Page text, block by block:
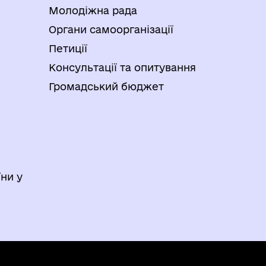
у
Молодіжна рада
Органи самоорганізації
Петиції
Консультації та опитування
Громадський бюджет